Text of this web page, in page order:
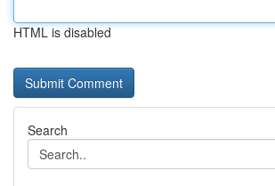
HTML is disabled
Search